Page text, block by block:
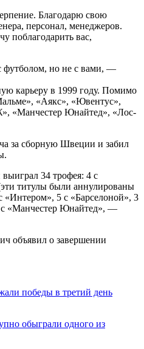
Благодарю свою
персонал, менеджеров.
поблагодарить вас,
футболом, но не с вами, —
карьеру в 1999 году. Помимо
«Аякс», «Ювентус»,
«Манчестер Юнайтед», «Лос-
за сборную Швеции и забил
34 трофея: 4 с
титулы были аннулированы
«Интером», 5 с «Барселоной», 3
«Манчестер Юнайтед», —
победы в третий день
обыграли одного из